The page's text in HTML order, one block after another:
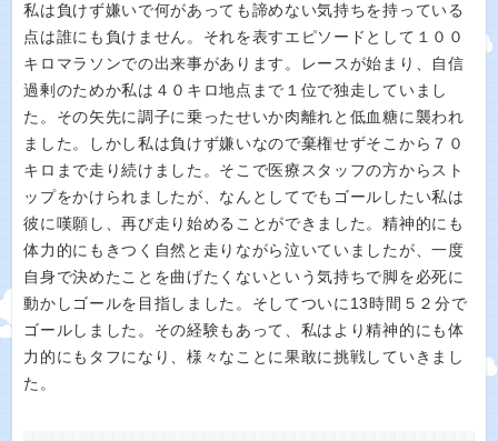
私は負けず嫌いで何があっても諦めない気持ちを持っている
点は誰にも負けません。それを表すエピソードとして１００
キロマラソンでの出来事があります。レースが始まり、自信
過剰のためか私は４０キロ地点まで１位で独走していまし
た。その矢先に調子に乗ったせいか肉離れと低血糖に襲われ
ました。しかし私は負けず嫌いなので棄権せずそこから７０
キロまで走り続けました。そこで医療スタッフの方からスト
ップをかけられましたが、なんとしてでもゴールしたい私は
彼に嘆願し、再び走り始めることができました。精神的にも
体力的にもきつく自然と走りながら泣いていましたが、一度
自身で決めたことを曲げたくないという気持ちで脚を必死に
動かしゴールを目指しました。そしてついに13時間５２分で
ゴールしました。その経験もあって、私はより精神的にも体
力的にもタフになり、様々なことに果敢に挑戦していきまし
た。